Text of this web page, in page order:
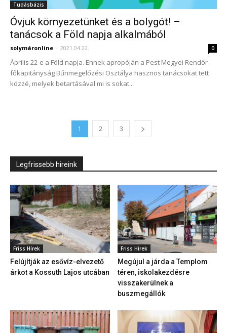
Tudásbázis
Óvjuk környezetünket és a bolygót! –
tanácsok a Föld napja alkalmából
solymáronline - 2021.04.22. 0
Április 22-e a Föld napja. Ennek apropóján a Pest Megyei Rendőr-
főkapitányság Bűnmegelőzési Osztálya hasznos tanácsokat tett
közzé, melyek betartásával mi is sokat...
1 2 3
Legfrissebb hireink
Friss Hírek
Felújítják az esővíz-elvezető
árkot a Kossuth Lajos utcában
Friss Hírek
Megújul a járda a Templom
téren, iskolakezdésre
visszakerülnek a
buszmegállók